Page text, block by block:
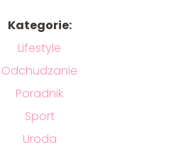
Kategorie:
Lifestyle
Odchudzanie
Poradnik
Sport
Uroda